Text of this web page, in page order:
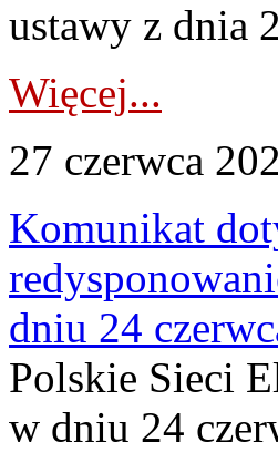
ustawy z dnia
Więcej...
27 czerwca
Komunikat
dniu 24
Polskie Sieci
w dniu 24